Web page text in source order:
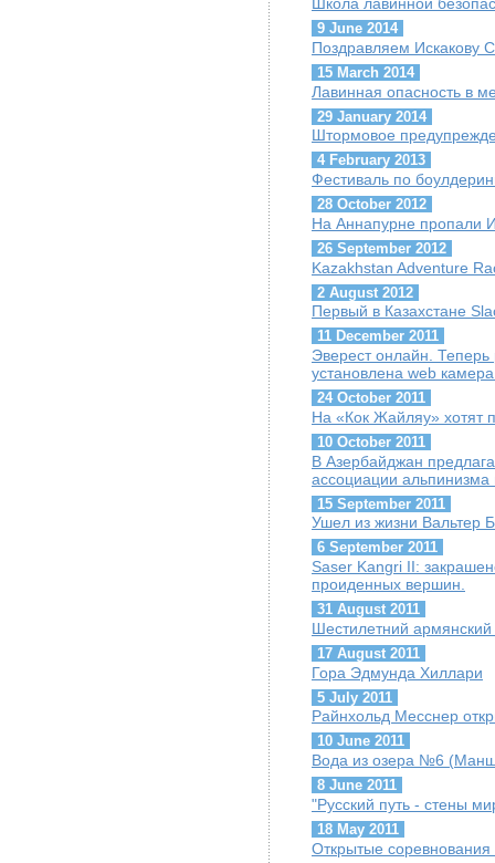
9 June 2014
Поздравляем Искакову
15 March 2014
Лавинная опасность в
29 January 2014
Штормовое
4 February 2013
Фестиваль по
28 October 2012
На Аннапурне пропали
26 September 2012
Kazakhstan Adventure
2 August 2012
Первый в Казахстане
11 December 2011
Эверест онлайн.
установлена web
24 October 2011
На «Кок Жайляу» хотят
10 October 2011
В Азербайджан
ассоциации альпинизма
15 September 2011
Ушел из жизни Вальтер
6 September 2011
Saser Kangri II:
проиденных вершин.
31 August 2011
Шестилетний
17 August 2011
Гора Эдмунда Хиллари
5 July 2011
Райнхольд Месснер
10 June 2011
Вода из озера №6
8 June 2011
"Русский путь - стены
18 May 2011
Открытые